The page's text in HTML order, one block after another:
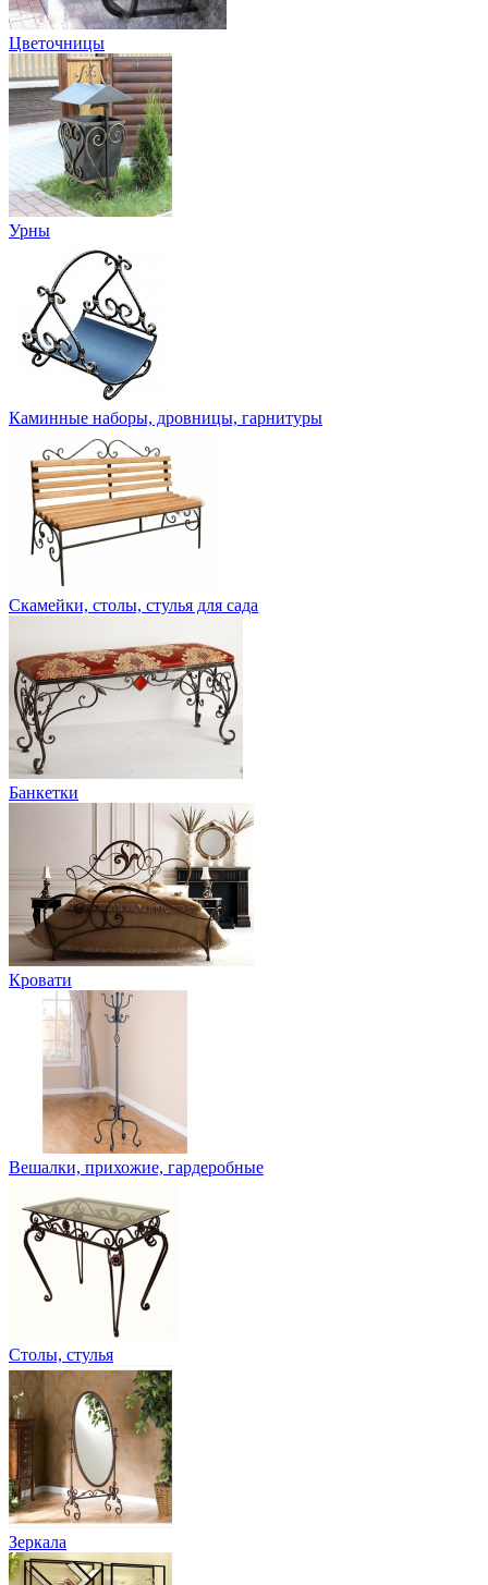
Цветочницы
Урны
Каминные наборы, дровницы, гарнитуры
Скамейки, столы, стулья для сада
Банкетки
Кровати
Вешалки, прихожие, гардеробные
Столы, стулья
Зеркала